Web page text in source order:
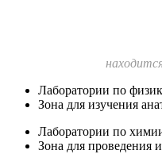
Лаборатории по
Зона для изучения
Лаборатории по
Зона для проведения